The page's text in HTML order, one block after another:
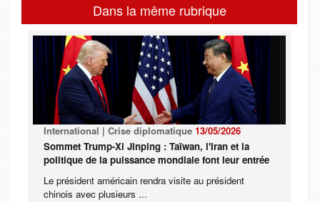
Dans la même rubrique
International | Crise diplomatique 13/05/2026
Sommet Trump-Xi Jinping : Taïwan, l'Iran et la
politique de la puissance mondiale font leur entrée
Le président américain rendra visite au président
chinois avec plusieurs ...